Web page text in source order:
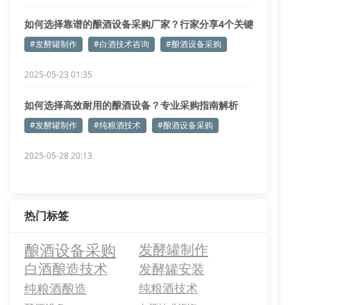
如何选择靠谱的酿酒设备采购厂家？行家分享4个关键
点#发酵罐制作 #白酒技术咨询 #酿酒设备采购
2025-05-23 01:35
如何选择高效耐用的酿酒设备？专业采购指南解析
#发酵罐制作 #纯粮酒技术 #酿酒设备采购
2025-05-28 20:13
热门标签
酿酒设备采购
发酵罐制作
白酒酿造技术
发酵罐安装
纯粮酒酿造 纯粮酒技术